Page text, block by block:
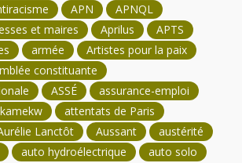
APN
APNQL
et maires
Aprilus
APTS
armée
Artistes pour la paix
constituante
ASSÉ
assurance-emploi
attentats de Paris
Lanctôt Aussant
austérité
auto hydroélectrique auto solo